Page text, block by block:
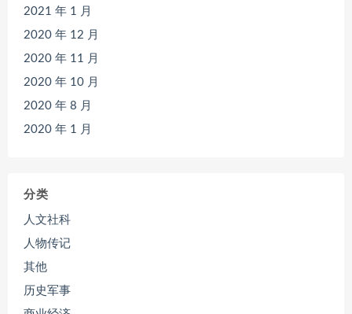
2021 年 1 月
2020 年 12 月
2020 年 11 月
2020 年 10 月
2020 年 8 月
2020 年 1 月
分类
人文社科
人物传记
其他
历史军事